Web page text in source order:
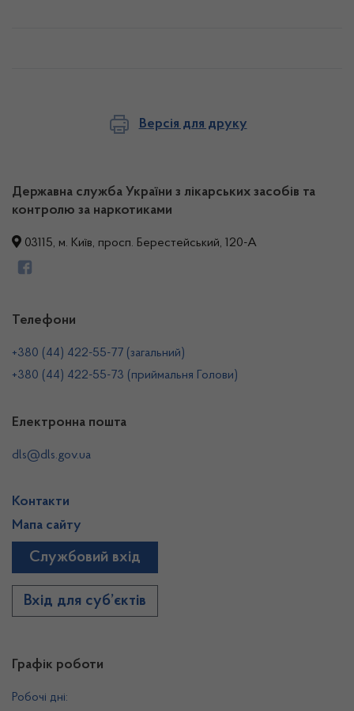
Версія для друку
Державна служба України з лікарських засобів та
контролю за наркотиками
03115, м. Київ, просп. Берестейський, 120-А
Графік роботи
Робочі дні:
Телефони
+380 (44) 422-55-77 (загальний)
+380 (44) 422-55-73 (приймальня Голови)
Електронна пошта
dls@dls.gov.ua
Контакти
Мапа сайту
Службовий вхід
Вхід для суб’єктів